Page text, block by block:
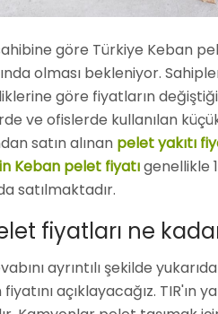
göre Türkiye Keban
olması bekleniyor.
göre fiyatların
ve ofislerde kullanılan
satın alınan pelet yakıtı
Keban pelet fiyatıgenellikle
satılmaktadır.
fiyatları ne
ayrıntılı şekilde
fiyatını açıklayacağız. TIR'ın